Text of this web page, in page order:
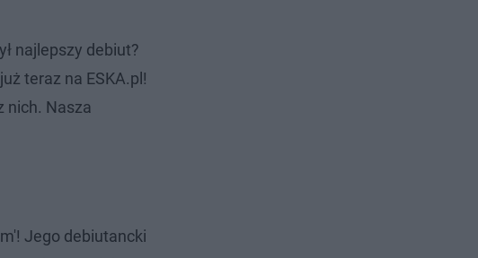
najlepszy debiut?
teraz na ESKA.pl!
nich. Nasza
Jego debiutancki